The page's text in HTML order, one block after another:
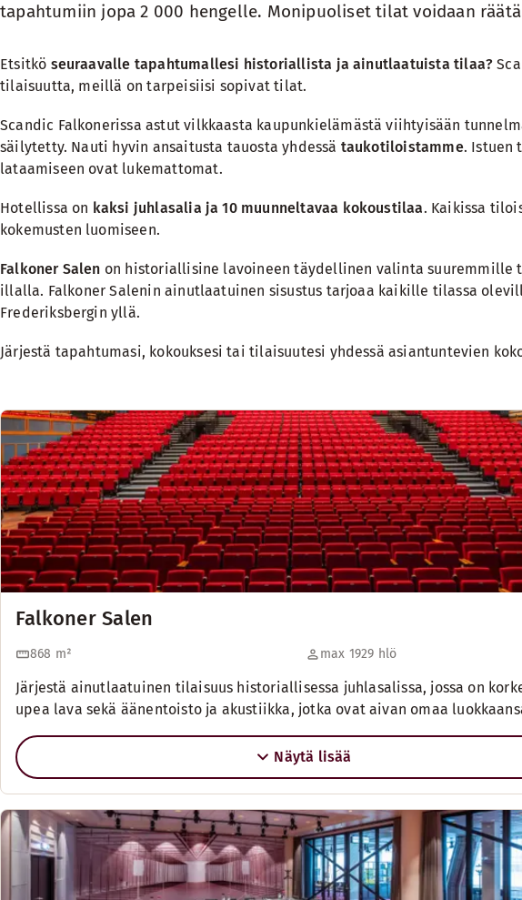
tapahtumiin jopa 2 000 hengelle. Monipuoliset tilat voidaan
Etsitkö seuraavalle tapahtumallesi historiallista ja ainutlaatuista tilaa?
tilaisuutta, meillä on tarpeisiisi sopivat tilat.
Scandic Falkonerissa astut vilkkaasta kaupunkielämästä viihtyisään
säilytetty. Nauti hyvin ansaitusta tauosta yhdessä taukotiloistamme. Istuen
lataamiseen ovat lukemattomat.
Hotellissa on kaksi juhlasalia ja 10 muunneltavaa kokoustilaa. Kaikissa
kokemusten luomiseen.
Falkoner Salen on historiallisine lavoineen täydellinen valinta suuremmille
illalla. Falkoner Salenin ainutlaatuinen sisustus tarjoaa kaikille tilassa
Frederiksbergin yllä.
Järjestä tapahtumasi, kokouksesi tai tilaisuutesi yhdessä asiantuntevien
Falkoner Salen
868 m² max 1929 hlö
Järjestä ainutlaatuinen tilaisuus historiallisessa juhlasalissa, jossa on
upea lava sekä äänentoisto ja akustiikka, jotka ovat aivan omaa
Näytä lisää